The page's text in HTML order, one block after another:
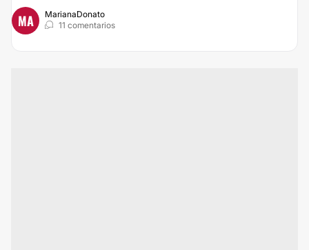
MA
MarianaDonato
11 comentarios